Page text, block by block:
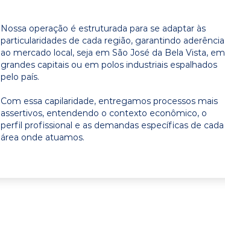
Nossa operação é estruturada para se adaptar às
particularidades de cada região, garantindo aderência
ao mercado local, seja em São José da Bela Vista, em
grandes capitais ou em polos industriais espalhados
pelo país.
Com essa capilaridade, entregamos processos mais
assertivos, entendendo o contexto econômico, o
perfil profissional e as demandas específicas de cada
área onde atuamos.